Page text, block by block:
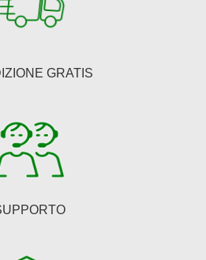
GRATIS